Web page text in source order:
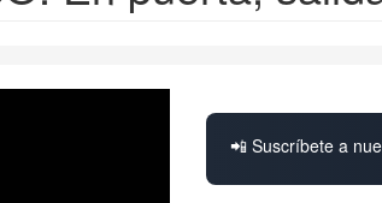
📲 Suscríbete a